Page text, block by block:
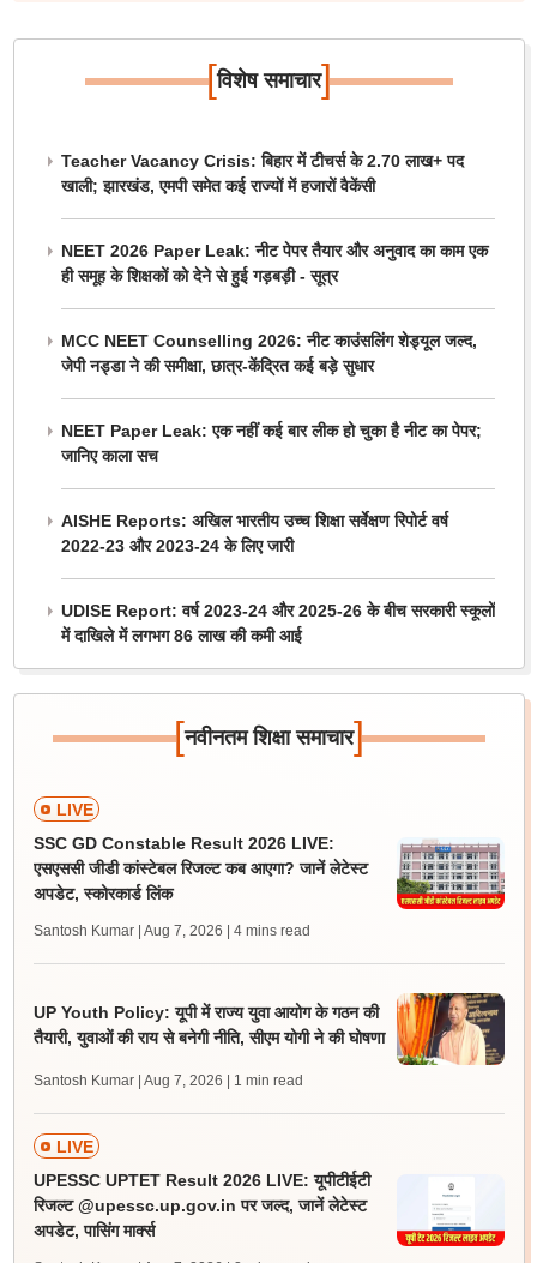
[विशेष समाचार]
Teacher Vacancy Crisis: बिहार में टीचर्स के 2.70 लाख+ पद
खाली; झारखंड, एमपी समेत कई राज्यों में हजारों वैकेंसी
NEET 2026 Paper Leak: नीट पेपर तैयार और अनुवाद का काम एक
ही समूह के शिक्षकों को देने से हुई गड़बड़ी - सूत्र
MCC NEET Counselling 2026: नीट काउंसलिंग शेड्यूल जल्द,
जेपी नड्डा ने की समीक्षा, छात्र-केंद्रित कई बड़े सुधार
NEET Paper Leak: एक नहीं कई बार लीक हो चुका है नीट का पेपर;
जानिए काला सच
AISHE Reports: अखिल भारतीय उच्च शिक्षा सर्वेक्षण रिपोर्ट वर्ष
2022-23 और 2023-24 के लिए जारी
UDISE Report: वर्ष 2023-24 और 2025-26 के बीच सरकारी स्कूलों
में दाखिले में लगभग 86 लाख की कमी आई
[नवीनतम शिक्षा समाचार]
LIVE
SSC GD Constable Result 2026 LIVE:
एसएससी जीडी कांस्टेबल रिजल्ट कब आएगा? जानें लेटेस्ट
अपडेट, स्कोरकार्ड लिंक
Santosh Kumar | Aug 7, 2026 | 4 mins read
UP Youth Policy: यूपी में राज्य युवा आयोग के गठन की
तैयारी, युवाओं की राय से बनेगी नीति, सीएम योगी ने की घोषणा
Santosh Kumar | Aug 7, 2026 | 1 min read
LIVE
UPESSC UPTET Result 2026 LIVE: यूपीटीईटी
रिजल्ट @upessc.up.gov.in पर जल्द, जानें लेटेस्ट
अपडेट, पासिंग मार्क्स